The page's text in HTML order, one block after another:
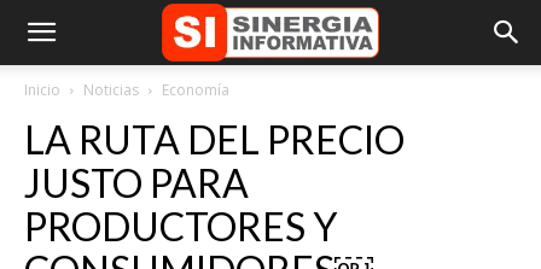
Inicio Noticias Economía
LA RUTA DEL PRECIO
JUSTO PARA
PRODUCTORES Y